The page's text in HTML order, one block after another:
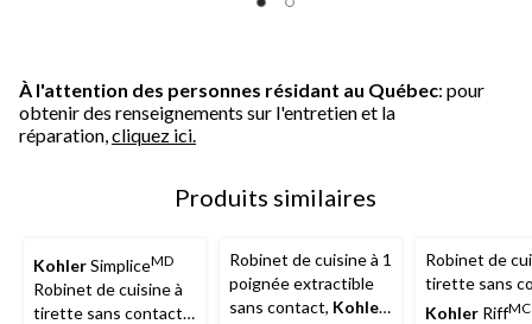
À l'attention des personnes résidant au Québec: pour
obtenir des renseignements sur l'entretien et la
réparation, cliquez ici.
Produits similaires
KohlerSimpliceMD
Robinet de cuisine à
tirette sans contact,
Robinet de cuisine à 1
poignée extractible
sans contact, Kohler
Robinet de
tirette sans
Kohler RiffMC